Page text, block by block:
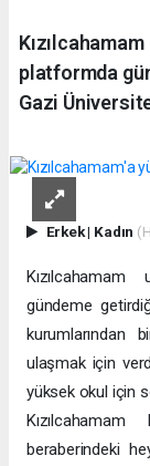
platformda
Gazi
Erkek| Kadın
gündeme
kurumlarından
ulaşmak için
yüksek okul için
beraberindeki